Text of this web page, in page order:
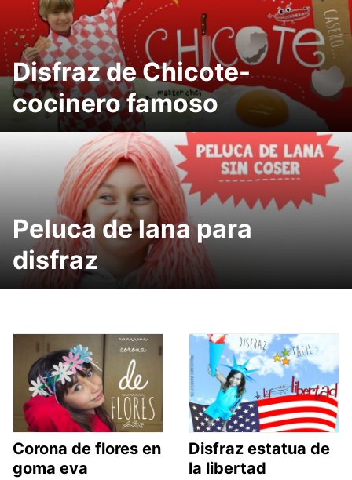
Disfraz de Chicote-
cocinero famoso
Peluca de lana para
disfraz
Corona de flores en
goma eva
Disfraz estatua de
la libertad